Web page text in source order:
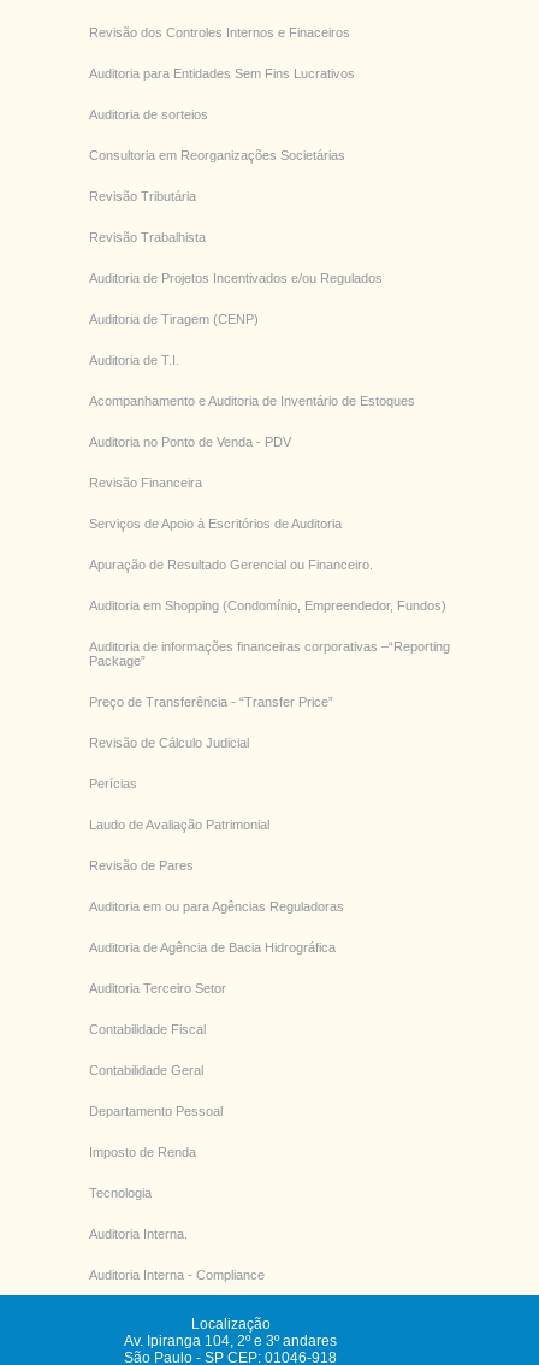
Revisão dos Controles Internos e Finaceiros
Auditoria para Entidades Sem Fins Lucrativos
Auditoria de sorteios
Consultoria em Reorganizações Societárias
Revisão Tributária
Revisão Trabalhista
Auditoria de Projetos Incentivados e/ou Regulados
Auditoria de Tiragem (CENP)
Auditoria de T.I.
Acompanhamento e Auditoria de Inventário de Estoques
Auditoria no Ponto de Venda - PDV
Revisão Financeira
Serviços de Apoio à Escritórios de Auditoria
Apuração de Resultado Gerencial ou Financeiro.
Auditoria em Shopping (Condomínio, Empreendedor, Fundos)
Auditoria de informações financeiras corporativas –“Reporting
Package”
Preço de Transferência - “Transfer Price”
Revisão de Cálculo Judicial
Perícias
Laudo de Avaliação Patrimonial
Revisão de Pares
Auditoria em ou para Agências Reguladoras
Auditoria de Agência de Bacia Hidrográfica
Auditoria Terceiro Setor
Contabilidade Fiscal
Contabilidade Geral
Departamento Pessoal
Imposto de Renda
Tecnologia
Auditoria Interna.
Auditoria Interna - Compliance
Localização
Av. Ipiranga 104, 2º e 3º andares
São Paulo -SP CEP: 01046-918